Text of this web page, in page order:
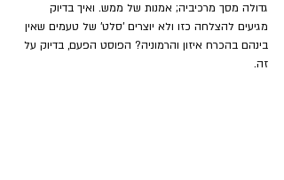
גדולה מסך מרכיביה; אמנות של ממש. ואיך בדיוק
מגיעים להצלחה כזו ולא יוצרים 'סלט' של טעמים שאין
בינהם בהכרח איזון והרמוניה? הפוסט הפעם, בדיוק על
זה.